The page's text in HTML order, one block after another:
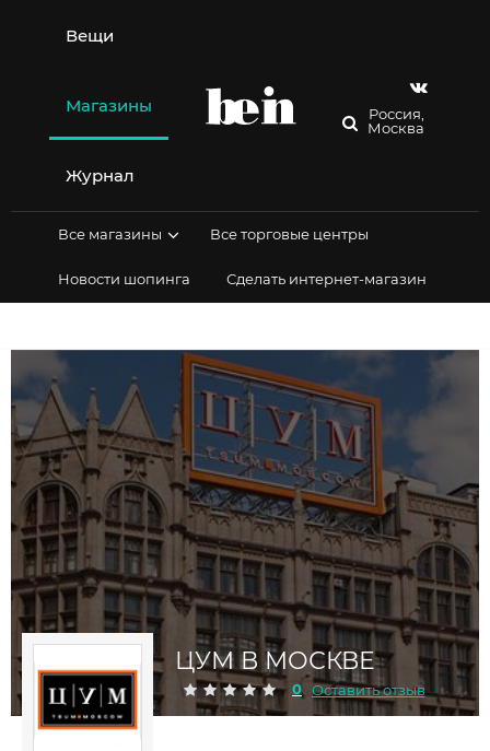
содержимому
Вещи
Магазины
Журнал
Россия,
Москва
Все магазины Все торговые центры
Новости шопинга Сделать интернет-магазин
ЦУМ В МОСКВЕ
0 Оставить отзыв